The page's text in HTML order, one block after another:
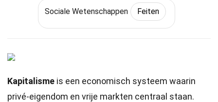
Sociale Wetenschappen Feiten
Kapitalisme is een economisch systeem waarin
privé-eigendom en vrije markten centraal staan.